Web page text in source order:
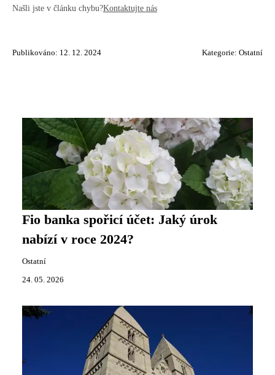
Našli jste v článku chybu?Kontaktujte nás
Publikováno: 12. 12. 2024 Kategorie: Ostatní
Fio banka spořicí účet: Jaký úrok
nabízí v roce 2024?
Ostatní
24. 05. 2026